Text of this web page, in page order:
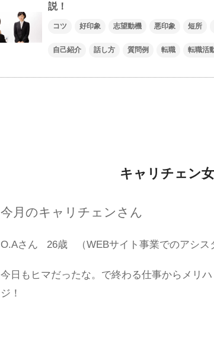
説！
コツ 好印象 志望動機 悪印象 短所
自己紹介 話し方 質問例 転職 転職活
キャリチェン
今月のキャリチェンさん
O.Aさん 26歳 （WEBサイト事業でのアシス
今日もヒマだったな。で終わる仕事からメリ
ジ！